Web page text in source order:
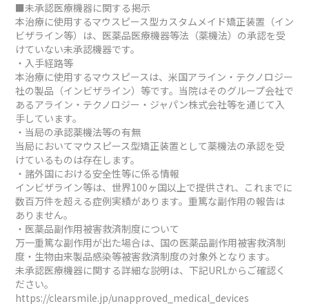
■未承認医療機器に関する掲示
本治療に使用するマウスピース型カスタムメイド矯正装置（イン
ビザライン等）は、医薬品医療機器等法（薬機法）の承認を受
けていない未承認機器です。
・入手経路等
本治療に使用するマウスピースは、米国アライン・テクノロジー
社の製品（インビザライン）等です。当院はそのグループ会社で
あるアライン・テクノロジー・ジャパン株式会社等を通じて入
手しています。
・当局の承認薬機法等の有無
当局においてマウスピース型矯正装置として薬機法の承認を受
けているものは存在します。
・諸外国における安全性等に係る情報
インビザライン等は、世界100ヶ国以上で提供され、これまでに
数百万件を超える症例実績があります。重篤な副作用の報告は
ありません。
・医薬品副作用被害救済制度について
万一重篤な副作用が出た場合は、国の医薬品副作用被害救済制
度・生物由来製品感染等被害救済制度の対象外となります。
未承認医療機器に関する詳細な説明は、下記URLからご確認く
ださい。
https://clearsmile.jp/unapproved_medical_devices